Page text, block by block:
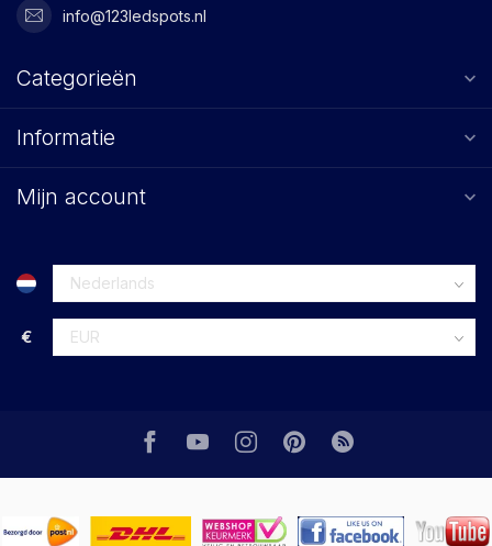
info@123ledspots.nl
Categorieën
Informatie
Mijn account
€